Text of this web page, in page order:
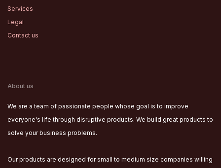
Services
Legal
Contact us
About us
We are a team of passionate people whose goal is to improve
everyone's life through disruptive products. We build great products to
solve your business problems.
Our products are designed for small to medium size companies willing